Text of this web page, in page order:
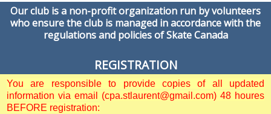
Our club is a non-profit organization run by volunteers
who ensure the club is managed in accordance with the
regulations and policies of Skate Canada
REGISTRATION
You are responsible to provide copies of all updated
information via email (cpa.stlaurent@gmail.com) 48 houres
BEFORE registration: